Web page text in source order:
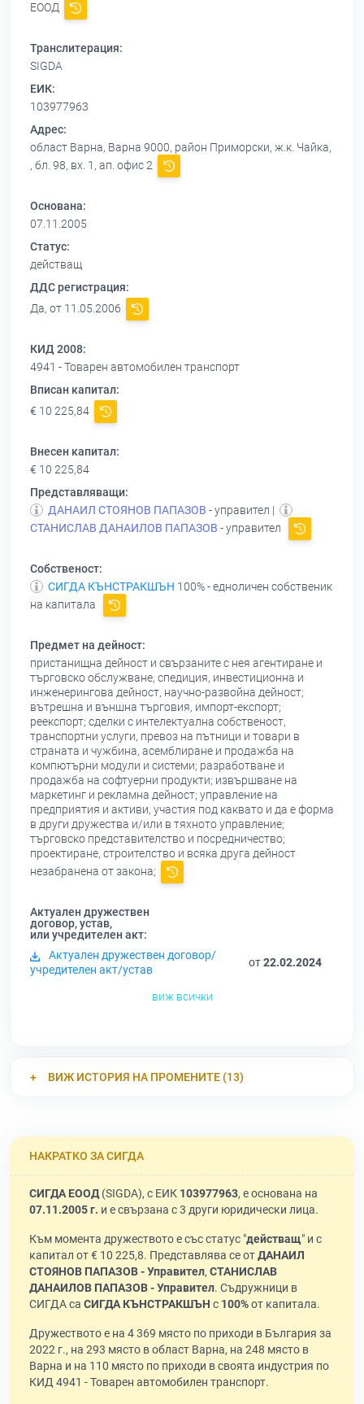
ЕООД
Транслитерация:
SIGDA
ЕИК:
103977963
Адрес:
област Варна, Варна 9000, район Приморски, ж.к. Чайка,
, бл. 98, вх. 1, ап. офис 2
Основана:
07.11.2005
Статус:
действащ
ДДС регистрация:
Да, от 11.05.2006
КИД 2008:
4941 - Товарен автомобилен транспорт
Вписан капитал:
€ 10 225,84
Внесен капитал:
€ 10 225,84
Представляващи:
ДАНАИЛ СТОЯНОВ ПАПАЗОВ - управител |
СТАНИСЛАВ ДАНАИЛОВ ПАПАЗОВ - управител
Собственост:
СИГДА КЪНСТРАКШЪН 100% - едноличен собственик
на капитала
Предмет на дейност:
пристанищна дейност и свързаните с нея агентиране и
търговско обслужване, спедиция, инвестиционна и
инженерингова дейност, научно-развойна дейност;
вътрешна и външна търговия, импорт-експорт;
реекспорт; сделки с интелектуална собственост,
транспортни услуги, превоз на пътници и товари в
страната и чужбина, асемблиране и продажба на
компютърни модули и системи; разработване и
продажба на софтуерни продукти; извършване на
маркетинг и рекламна дейност; управление на
предприятия и активи, участия под каквато и да е форма
в други дружества и/или в тяхното управление;
търговско представителство и посредничество;
проектиране, строителство и всяка друга дейност
незабранена от закона;
Актуален дружествен
договор, устав,
или учредителен акт:
Актуален дружествен договор/
учредителен акт/устав
от22.02.2024
виж всички
ВИЖ ИСТОРИЯ НА ПРОМЕНИТЕ (13)
НАКРАТКО ЗА СИГДА
СИГДА ЕООД(SIGDA), с ЕИК 103977963, е основана на
07.11.2005 г. и е свързана с 3 други юридически лица.
Към момента дружеството е със статус "действащ" и с
капитал от € 10 225,8. Представлява се отДАНАИЛ
СТОЯНОВ ПАПАЗОВ - Управител, СТАНИСЛАВ
ДАНАИЛОВ ПАПАЗОВ - Управител. Съдружници в
СИГДА са СИГДА КЪНСТРАКШЪН с 100%от капитала.
Дружеството е на 4 369 място по приходи в България за
2022 г., на 293 място в област Варна, на 248 място в
Варна и на 110 място по приходи в своята индустрия по
КИД 4941 - Товарен автомобилен транспорт.